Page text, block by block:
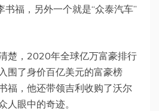
书福，另外一个就是“众泰汽车”
楚，2020年全球亿万富豪排行
围了身价百亿美元的富豪榜
福，他还带领吉利收购了沃尔
人眼中的奇迹。